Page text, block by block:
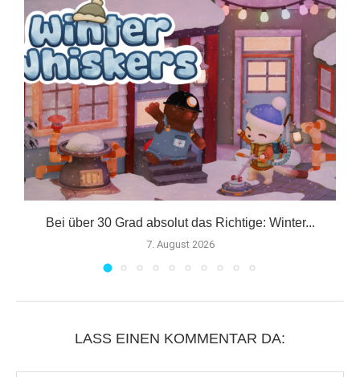
Bei über 30 Grad absolut das Richtige: Winter...
7. August 2026
LASS EINEN KOMMENTAR DA: